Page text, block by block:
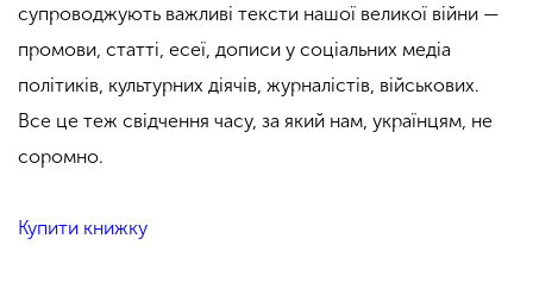
супроводжують важливі тексти нашої великої війни —
промови, статті, есеї, дописи у соціальних медіа
політиків, культурних діячів, журналістів, військових.
Все це теж свідчення часу, за який нам, українцям, не
соромно.
Купити книжку